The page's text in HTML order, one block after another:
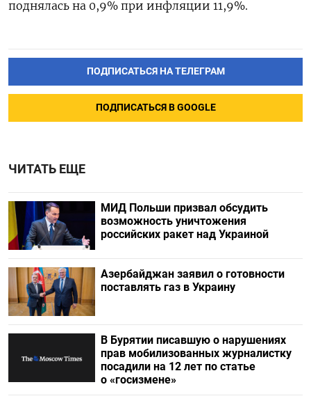
поднялась на 0,9% при инфляции 11,9%.
ПОДПИСАТЬСЯ НА ТЕЛЕГРАМ
ПОДПИСАТЬСЯ В GOOGLE
ЧИТАТЬ ЕЩЕ
МИД Польши призвал обсудить
возможность уничтожения
российских ракет над Украиной
Азербайджан заявил о готовности
поставлять газ в Украину
В Бурятии писавшую о нарушениях
прав мобилизованных журналистку
посадили на 12 лет по статье
о «госизмене»